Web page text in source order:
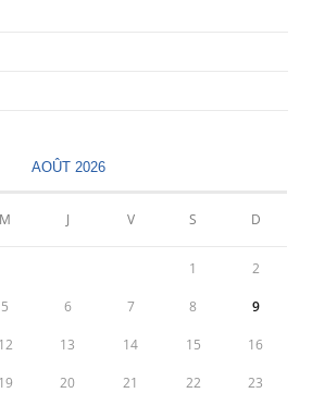
AOÛT 2026
M J V S D
1 2
5 6 7 8 9
12 13 14 15 16
19 20 21 22 23